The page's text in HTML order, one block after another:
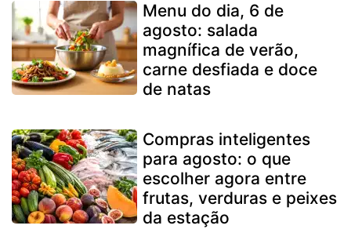
Menu do dia, 6 de
agosto: salada
magnífica de verão,
carne desfiada e doce
de natas
Compras inteligentes
para agosto: o que
escolher agora entre
frutas, verduras e peixes
da estação